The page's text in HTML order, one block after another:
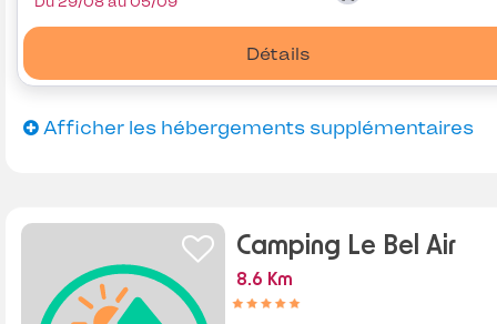
Détails
Afficher les hébergements supplémentaires
Camping Le Bel Air
8.6 Km